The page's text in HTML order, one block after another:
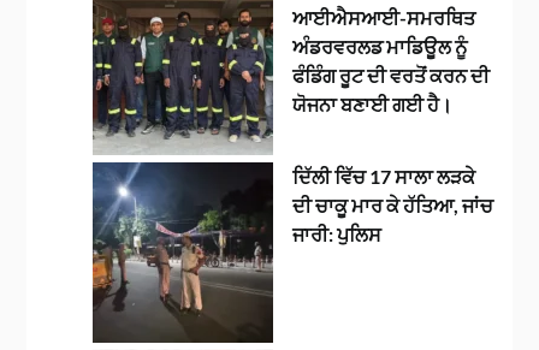
ਆਈਐਸਆਈ-ਸਮਰਥਿਤ
ਅੰਡਰਵਰਲਡ ਮਾਡਿਊਲ ਨੂੰ
ਫੰਡਿੰਗ ਰੂਟ ਦੀ ਵਰਤੋਂ ਕਰਨ ਦੀ
ਯੋਜਨਾ ਬਣਾਈ ਗਈ ਹੈ।
ਦਿੱਲੀ ਵਿੱਚ 17 ਸਾਲਾ ਲੜਕੇ
ਦੀ ਚਾਕੂ ਮਾਰ ਕੇ ਹੱਤਿਆ, ਜਾਂਚ
ਜਾਰੀ: ਪੁਲਿਸ